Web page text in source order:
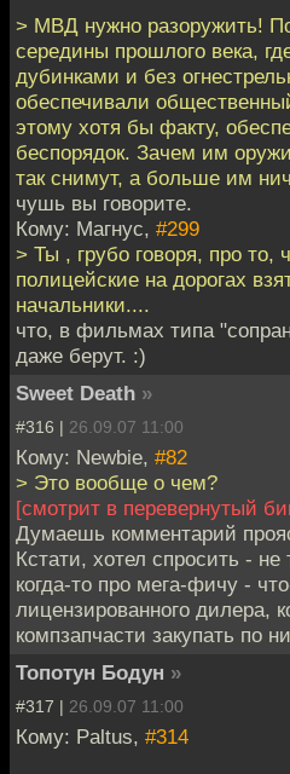
> МВД нужно разоружить!
середины прошлого века,
дубинками и без
обеспечивали
этому хотя бы факту,
беспорядок. Зачем им
так снимут, а больше им
чушь вы говорите.
Кому: Магнус, #299
> Ты , грубо говоря, про то,
полицейские на дорогах
начальники....
что, в фильмах типа
даже берут. :)
Sweet Death »
#316 | 26.09.07 11:00
Кому: Newbie, #82
> Это вообще о чем?
[cмотрит в перевернутый
Думаешь комментарий
Кстати, хотел спросить -
когда-то про мега-фичу -
лицензированного дилера,
компзапчасти закупать по
Топотун Бодун »
#317 | 26.09.07 11:00
Кому: Paltus, #314